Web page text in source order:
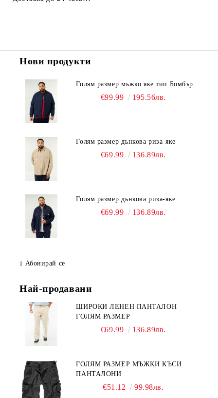
Нови продукти
Голям размер мъжко яке тип Бомбър
€99.99 195.56лв.
Голям размер дънкова риза-яке
€69.99 136.89лв.
Голям размер дънкова риза-яке
€69.99 136.89лв.
Абонирай се
Най-продавани
ШИРОКИ ЛЕНЕН ПАНТАЛОН
ГОЛЯМ РАЗМЕР
€69.99 136.89лв.
ГОЛЯМ РАЗМЕР МЪЖКИ КЪСИ
ПАНТАЛОНИ
€51.12 99.98лв.